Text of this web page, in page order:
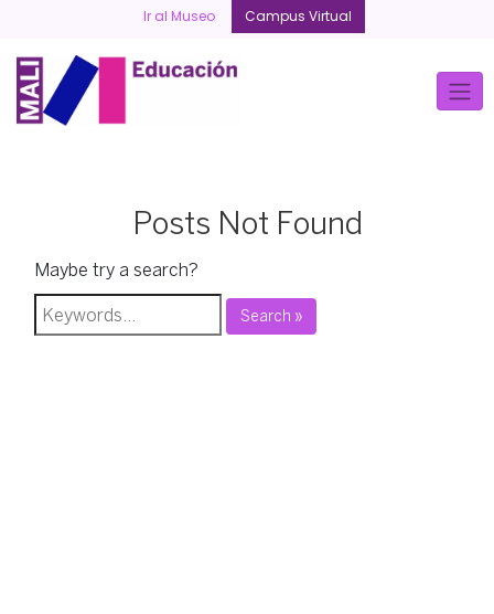
content
Ir al Museo Campus Virtual
Posts Not Found
Maybe try a search?
Search »